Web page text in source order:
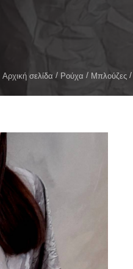
Αρχική σελίδα Ρούχα Μπλούζες